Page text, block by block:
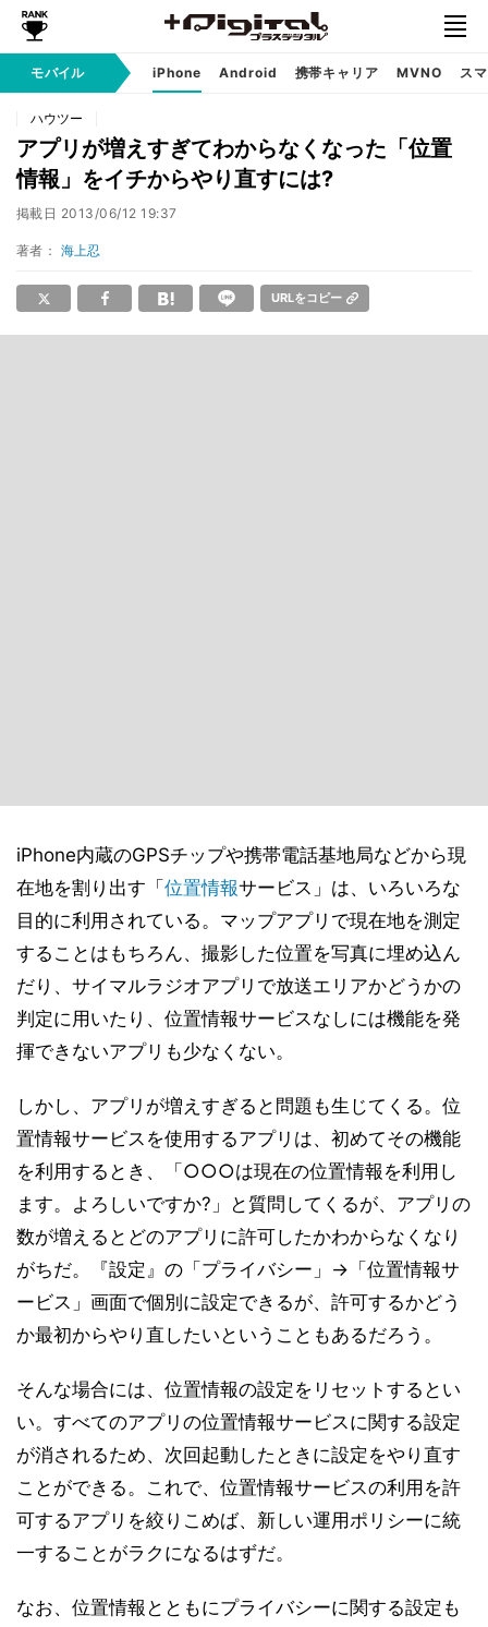
モバイル iPhone Android 携帯キャリア MVNO ス
ハウツー
アプリが増えすぎてわからなくなった「位置
情報」をイチからやり直すには?
掲載日 2013/06/12 19:37
著者： 海上忍
URLをコピー
iPhone内蔵のGPSチップや携帯電話基地局などから現
在地を割り出す「 位置情報サービス」は、いろいろな
目的に利用されている。マップアプリで現在地を測定
することはもちろん、撮影した位置を写真に埋め込ん
だり、サイマルラジオアプリで放送エリアかどうかの
判定に用いたり、位置情報サービスなしには機能を発
揮できないアプリも少なくない。
しかし、アプリが増えすぎると問題も生じてくる。位
置情報サービスを使用するアプリは、初めてその機能
を利用するとき、「○○○は現在の位置情報を利用し
ます。よろしいですか?」と質問してくるが、アプリの
数が増えるとどのアプリに許可したかわからなくなり
がちだ。『設定』の「プライバシー」→「位置情報サ
ービス」画面で個別に設定できるが、許可するかどう
か最初からやり直したいということもあるだろう。
そんな場合には、位置情報の設定をリセットするとい
い。すべてのアプリの位置情報サービスに関する設定
が消されるため、次回起動したときに設定をやり直す
ことができる。これで、位置情報サービスの利用を許
可するアプリを絞りこめば、新しい運用ポリシーに統
一することがラクになるはずだ。
なお、位置情報とともにプライバシーに関する設定も